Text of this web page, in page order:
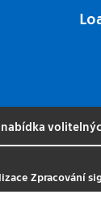
nabídka
Zpracování